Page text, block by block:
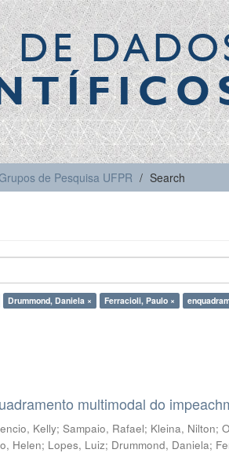
DE
de Pesquisa UFPR Search
Drummond, Daniela × Ferracioli, Paulo ×
multimodal do
Kelly;Sampaio, Rafael; Kleina, Nilton;
Helen; Lopes, Luiz; Drummond, Daniela;